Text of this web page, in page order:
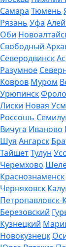
Самара Тюмень
Рязань Уфа
Оби
Свободный
Северодвинск
Разумное
Ковров Муром
Урюпинск
Лиски Новая
Россошь
Вичуга Иваново
Шуя Ангарск
ТайшетТулун
Черемхово
Краснознаменск
Черняховск
Петропавловск-
Березовский
Кузнецкий
Новокузнецк